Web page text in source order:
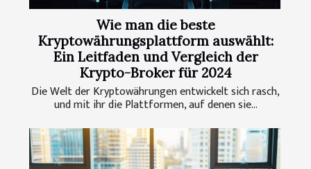
Wie man die beste
Kryptowährungsplattform auswählt:
Ein Leitfaden und Vergleich der
Krypto-Broker für 2024
Die Welt der Kryptowährungen entwickelt sich rasch,
und mit ihr die Plattformen, auf denen sie...